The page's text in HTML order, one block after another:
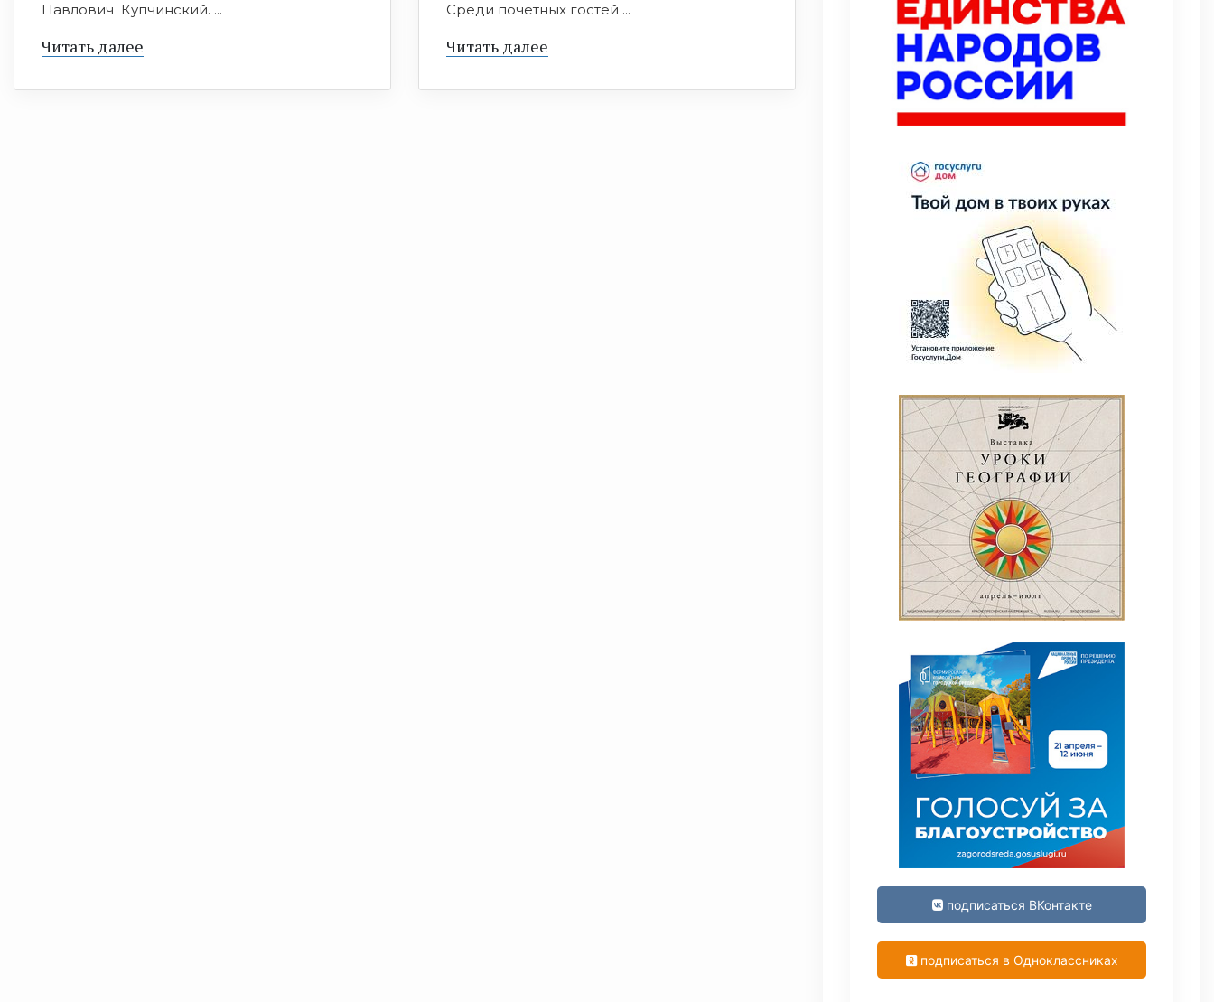
Павлович Купчинский. ...
Читать далее
Среди почетных гостей ...
Читать далее
подписаться ВКонтакте
подписаться в Одноклассниках